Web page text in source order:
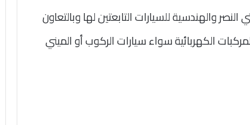
والهندسية للسيارات التابعتين لها وبالتعاون
الكهربائية سواء سيارات الركوب أو الميني